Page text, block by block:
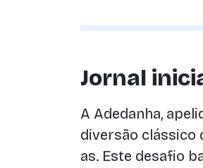
Jornal
A Adedanha,
diversão clássico
as. Este desafio